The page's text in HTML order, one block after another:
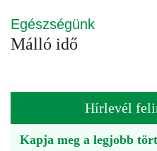
Egészségünk
Málló idő
Hírlevél
Kapja meg a legjobb